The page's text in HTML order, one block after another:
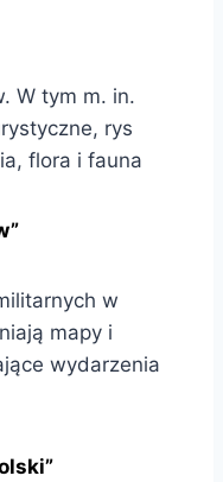
W tym m. in.
rys
flora i fauna
w
mapy i
wydarzenia